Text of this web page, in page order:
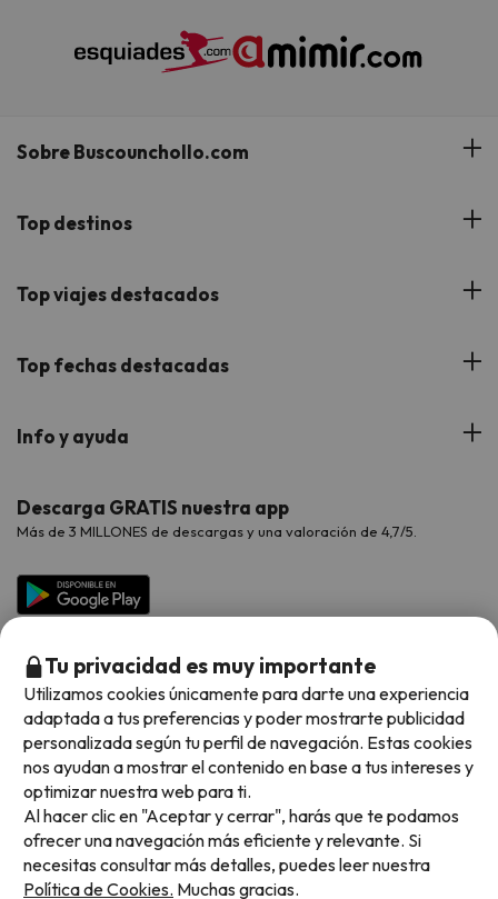
Sobre Buscounchollo.com
¿Quiénes somos?
Buscounchollo en los medios
Proveedores
Viajes para grupos
Top destinos
Hoteles Andalucía
Hoteles Cataluña
Hoteles Galicia
Hoteles Salou
Top viajes destacados
Viajes con Niños
Viajes de Novios
Chollos con Todo Incluido
Chollos en la playa
Hoteles con toboganes
Selección de la Newsletter
Los favoritos de nuestros clientes
Top fechas destacadas
Verano
Vacaciones en Agosto
Vacaciones en Octubre
Vacaciones en Noviembre
Info y ayuda
Contáctanos
Preguntas frecuentes
Descarga GRATIS nuestra app
Más de 3 MILLONES de descargas y una valoración de 4,7/5.
Métodos de pago disponibles
Tu privacidad es muy importante
Utilizamos cookies únicamente para darte una experiencia
adaptada a tus preferencias y poder mostrarte publicidad
personalizada según tu perfil de navegación. Estas cookies
nos ayudan a mostrar el contenido en base a tus intereses y
optimizar nuestra web para ti.
Al hacer clic en "Aceptar y cerrar", harás que te podamos
ofrecer una navegación más eficiente y relevante. Si
necesitas consultar más detalles, puedes leer nuestra
Política de Cookies. Muchas gracias.